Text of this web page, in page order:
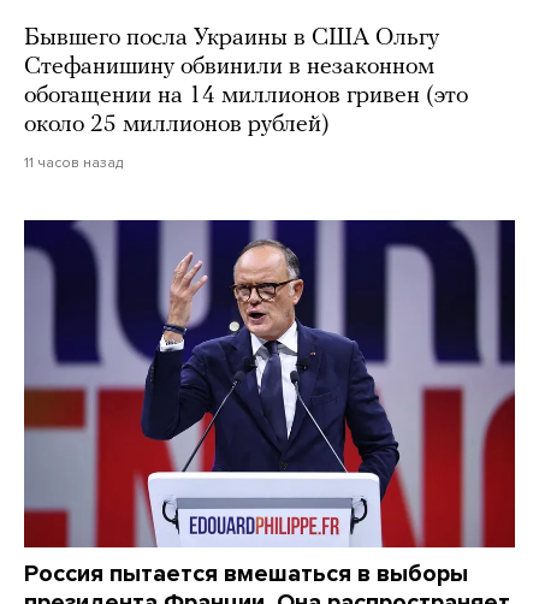
Бывшего посла Украины в США Ольгу
Стефанишину обвинили в незаконном
обогащении на 14 миллионов гривен (это
около 25 миллионов рублей)
11 часов назад
Россия пытается вмешаться в выборы